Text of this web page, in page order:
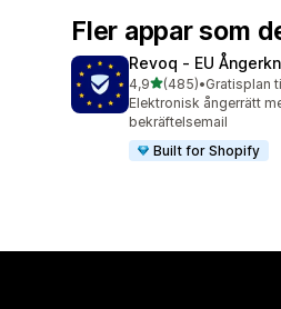
Fler appar som
Revoq ‑ EU
4,9av 5 stjärnor
(485)
485 recensioner totalt
•Gratisplan
Elektronisk ångerrätt
bekräftelsemail
Built for Shopify